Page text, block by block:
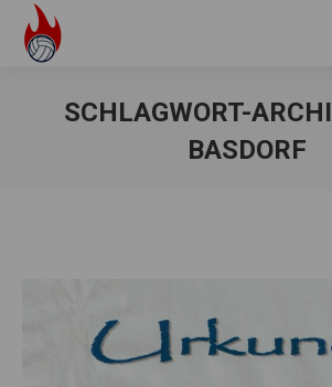
SCHLAGWORT-
BASDORF